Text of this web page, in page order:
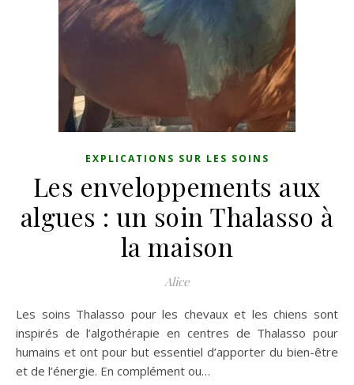
EXPLICATIONS SUR LES SOINS
Les enveloppements aux
algues : un soin Thalasso à
la maison
Alice
Les soins Thalasso pour les chevaux et les chiens sont
inspirés de l’algothérapie en centres de Thalasso pour
humains et ont pour but essentiel d’apporter du bien-être
et de l’énergie. En complément ou…